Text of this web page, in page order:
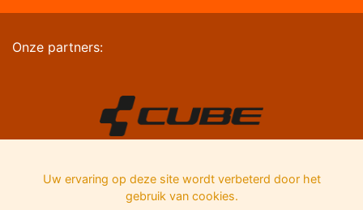
Onze partners:
Uw ervaring op deze site wordt verbeterd door het
gebruik van cookies.